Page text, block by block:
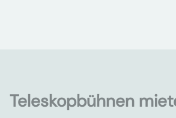
Teleskopbühnen